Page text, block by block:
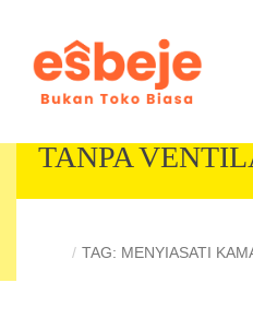
TANPA
TAG: MENYIASATI